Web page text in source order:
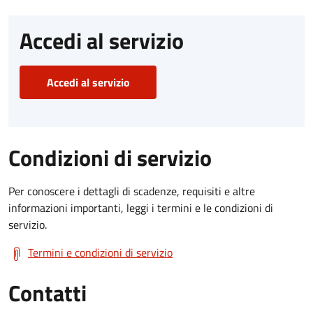
Accedi al servizio
Accedi al servizio
Condizioni di servizio
Per conoscere i dettagli di scadenze, requisiti e altre
informazioni importanti, leggi i termini e le condizioni di
servizio.
Termini e condizioni di servizio
Contatti